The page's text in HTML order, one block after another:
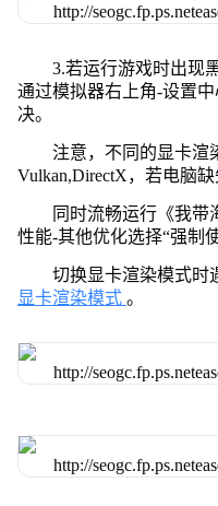
3.若运行游戏时出现
通过模拟器右上角-设置
决。
注意，不同的显卡渲
Vulkan,DirectX，若电脑
同时流畅运行《我带
性能-其他优化选择“强制
切换显卡渲染模式时
显卡渲染模式 。